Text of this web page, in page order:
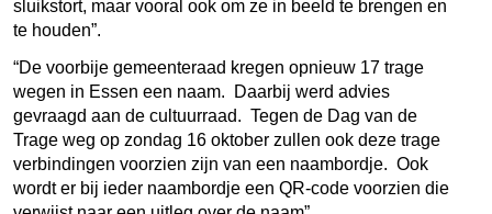
sluikstort, maar vooral ook om ze in beeld te brengen en
te houden”.
“De voorbije gemeenteraad kregen opnieuw 17 trage
wegen in Essen een naam. Daarbij werd advies
gevraagd aan de cultuurraad. Tegen de Dag van de
Trage weg op zondag 16 oktober zullen ook deze trage
verbindingen voorzien zijn van een naambordje. Ook
wordt er bij ieder naambordje een QR-code voorzien die